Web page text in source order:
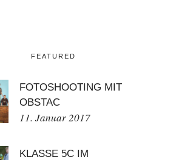
FEATURED
FOTOSHOOTING MIT
OBSTAC
11. Januar 2017
KLASSE 5C IM